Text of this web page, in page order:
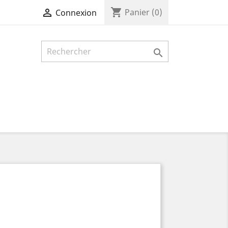
 Connexion shopping_cart Panier (0)
